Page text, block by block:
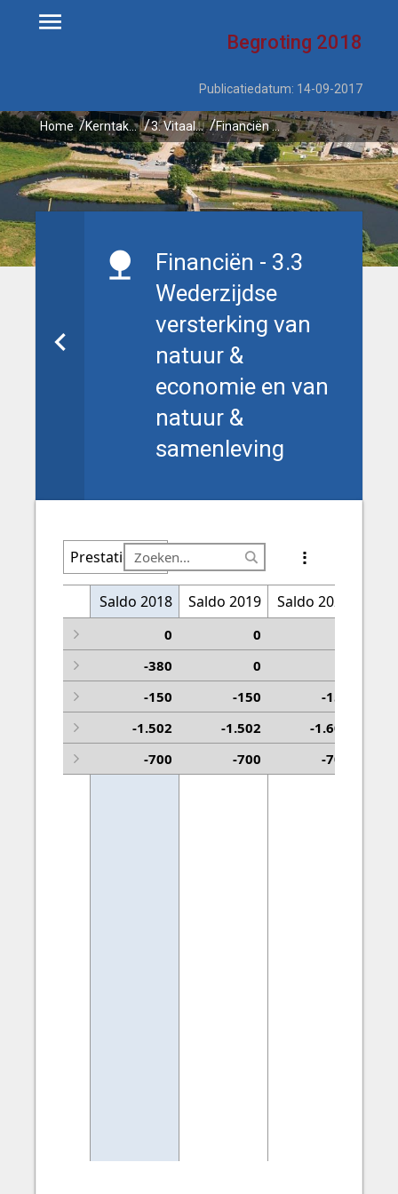
Begroting 2018
Publicatiedatum: 14-09-2017
Home Kerntaken 3. Vitaal platteland Financiën - 3.3 Wederzijdse versterking van natuur & economie en van natuur & samenleving
Financiën - 3.3
Wederzijdse
versterking van
natuur &
economie en van
natuur &
samenleving
Prestatie
Financiering
Saldo 2018 Saldo 2019 Saldo 2020
3.3.2 Nationale parken
0 0
3.3.3 Programma Twickel
-380 0
3.3.5 Versterken samenhang natuur en economie
-150 -150
-150
3.3.8 Faunabeheer
-1.502 -1.502
-1.602
Overige prestaties
-700 -700 -700